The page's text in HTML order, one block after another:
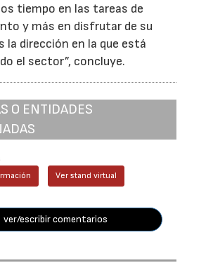
tiempo en las tareas de
y más en disfrutar de su
la dirección en la que está
el sector”, concluye.
O ENTIDADES
Ver stand virtual
ver/escribir comentarios